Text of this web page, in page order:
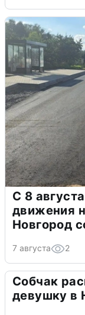
С 8
движения
Новгород
7 августа 2
Собчак
девушку в